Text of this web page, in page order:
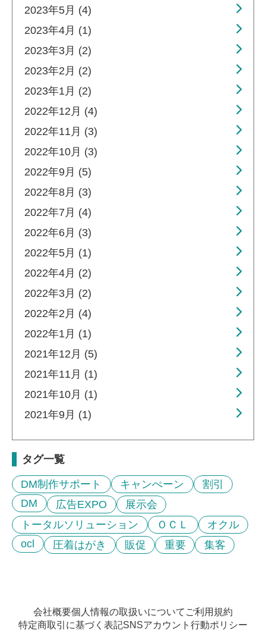
2023年5月 (4)
2023年4月 (1)
2023年3月 (2)
2023年2月 (2)
2023年1月 (2)
2022年12月 (4)
2022年11月 (3)
2022年10月 (3)
2022年9月 (5)
2022年8月 (3)
2022年7月 (4)
2022年6月 (3)
2022年5月 (1)
2022年4月 (2)
2022年3月 (2)
2022年2月 (4)
2022年1月 (1)
2021年12月 (5)
2021年11月 (1)
2021年10月 (1)
2021年9月 (1)
タグ一覧
DM制作サポート キャンぺーン
割引
DM
広告EXPO
展示会
トータルソリューション
ＯＣＬ
オクル
ocl
圧着はがき 販促 重要 集客
会社概要個人情報の取扱いについて ご利用規約
特定商取引に基づく表記SNSアカウント行動ポリシー